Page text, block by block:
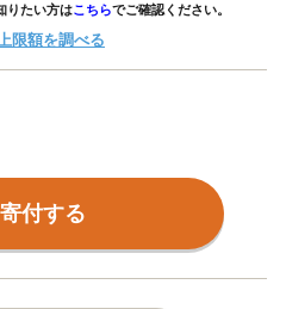
りたい方はこちらでご確認ください。
上限額を調べる
寄付する